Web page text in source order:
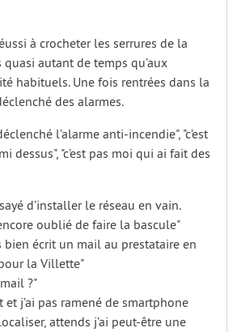
à crocheter les serrures de la
autant de temps qu’aux
habituels. Une fois rentrées dans la
des alarmes.
l’alarme anti-incendie", "c’est
dessus", "c’est pas moi qui ai fait des
d’installer le réseau en vain.
oublié de faire la bascule"
bien écrit un mail au prestataire en
la Villette"
?"
et j’ai pas ramené de smartphone
attends j’ai peut-être une